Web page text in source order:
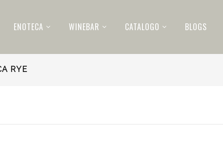
ENOTECA WINEBAR CATALOGO BLOGS
RYE